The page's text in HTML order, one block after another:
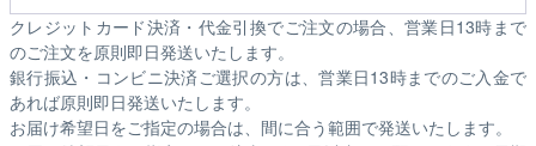
クレジットカード決済・代金引換でご注文の場合、営業日13時まで
のご注文を原則即日発送いたします。
銀行振込・コンビニ決済ご選択の方は、営業日13時までのご入金で
あれば原則即日発送いたします。
お届け希望日をご指定の場合は、間に合う範囲で発送いたします。